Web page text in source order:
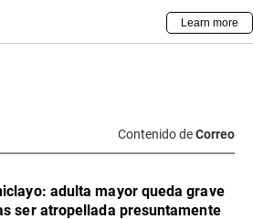
Contenido deCorreo
adulta mayor queda grave
ser atropellada presuntamente